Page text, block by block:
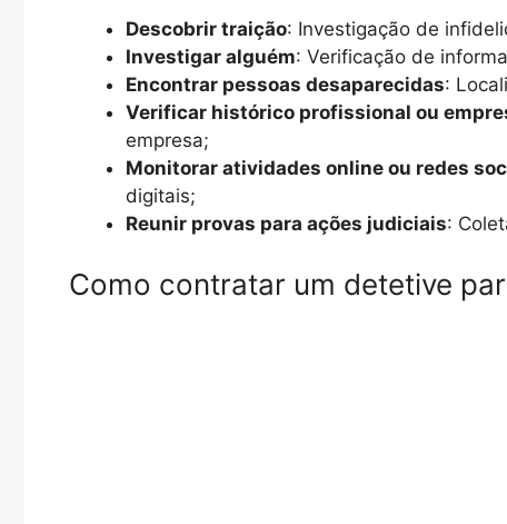
Descobrir traição: Investigação de
Investigar alguém: Verificação de
Encontrar pessoas desaparecidas:
Verificar histórico profissional ou
empresa;
Monitorar atividades online ou redes
digitais;
Reunir provas para ações judiciais:
Como contratar um detetive